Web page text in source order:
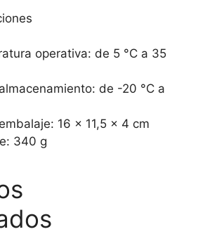
operativa: de 5 °C a 35
de -20 °C a
16 x 11,5 x 4 cm
340 g